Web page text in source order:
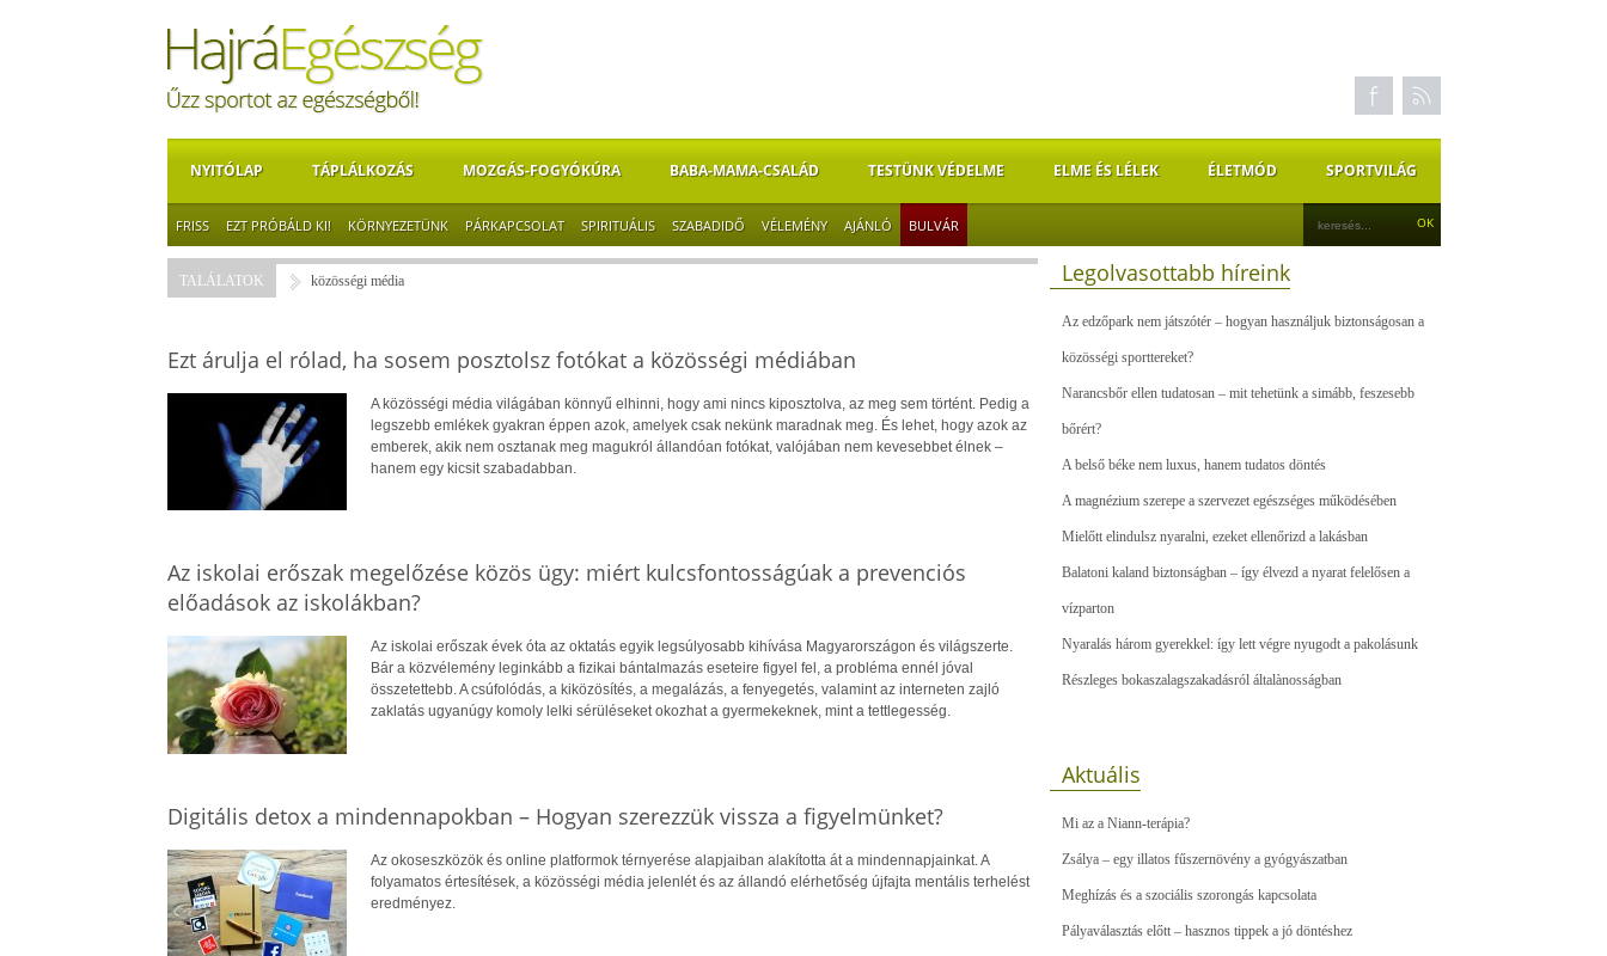
NYITÓLAP TÁPLÁLKOZÁS MOZGÁS-FOGYÓKÚRA BABA-MAMA-CSALÁD TESTÜNK VÉDELME ELME ÉS LÉLEK ÉLETMÓD SPORTVILÁG
FRISS EZT PRÓBÁLD KI! KÖRNYEZETÜNK PÁRKAPCSOLAT SPIRITUÁLIS SZABADIDŐ VÉLEMÉNY AJÁNLÓ BULVÁR
TALÁLATOK közösségi média
Ezt árulja el rólad, ha sosem posztolsz fotókat a közösségi médiában
A közösségi média világában könnyű elhinni, hogy ami nincs kiposztolva, az meg sem történt. Pedig a
legszebb emlékek gyakran éppen azok, amelyek csak nekünk maradnak meg. És lehet, hogy azok az
emberek, akik nem osztanak meg magukról állandóan fotókat, valójában nem kevesebbet élnek –
hanem egy kicsit szabadabban.
Az iskolai erőszak megelőzése közös ügy: miért kulcsfontosságúak a prevenciós
előadások az iskolákban?
Az iskolai erőszak évek óta az oktatás egyik legsúlyosabb kihívása Magyarországon és világszerte.
Bár a közvélemény leginkább a fizikai bántalmazás eseteire figyel fel, a probléma ennél jóval
összetettebb. A csúfolódás, a kiközösítés, a megalázás, a fenyegetés, valamint az interneten zajló
zaklatás ugyanúgy komoly lelki sérüléseket okozhat a gyermekeknek, mint a tettlegesség.
Digitális detox a mindennapokban – Hogyan szerezzük vissza a figyelmünket?
Az okoseszközök és online platformok térnyerése alapjaiban alakította át a mindennapjainkat. A
folyamatos értesítések, a közösségi média jelenlét és az állandó elérhetőség újfajta mentális terhelést
eredményez.
Legolvasottabb híreink
Az edzőpark nem játszótér – hogyan használjuk biztonságosan a
közösségi sporttereket?
Narancsbőr ellen tudatosan – mit tehetünk a simább, feszesebb
bőrért?
A belső béke nem luxus, hanem tudatos döntés
A magnézium szerepe a szervezet egészséges működésében
Mielőtt elindulsz nyaralni, ezeket ellenőrizd a lakásban
Balatoni kaland biztonságban – így élvezd a nyarat felelősen a
vízparton
Nyaralás három gyerekkel: így lett végre nyugodt a pakolásunk
Részleges bokaszalagszakadásról általànosságban
Aktuális
Mi az a Niann-terápia?
Zsálya – egy illatos fűszernövény a gyógyászatban
Meghízás és a szociális szorongás kapcsolata
Pályaválasztás előtt – hasznos tippek a jó döntéshez